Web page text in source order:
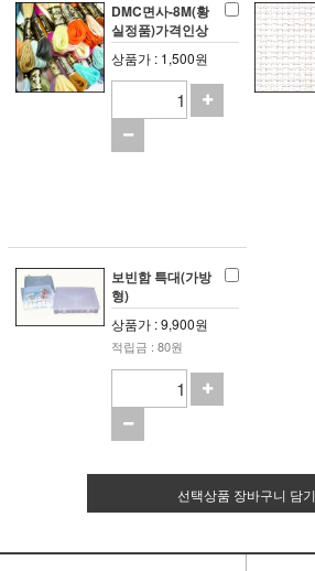
DMC면사-8M(황
실정품)가격인상
상품가 : 1,500원
보빈함 특대(가방
형)
상품가 : 9,900원
적립금 : 80원
선택상품 장바구니 담기